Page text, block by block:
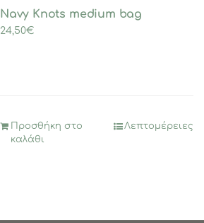
Navy Knots medium bag
24,50€
Προσθήκη στο
καλάθι
Λεπτομέρειες